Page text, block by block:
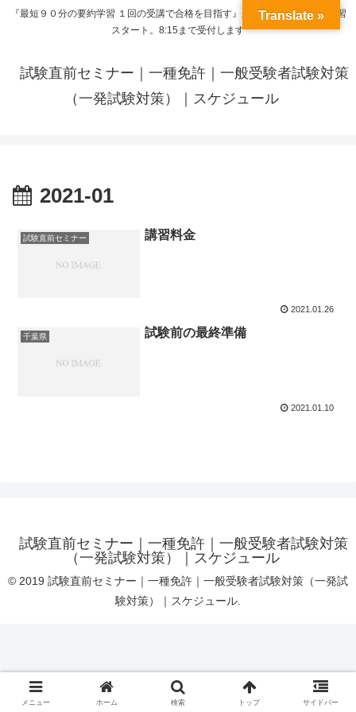
『最短９０分の要約学習 １回の受講で合格を目指す』来呼応した時間から学習
スタート。8:15まで受付します
試験直前セミナー｜一種免許｜一般受験者試験対策
（一発試験対策）｜スケジュール
2021-01
試験直前セミナー 講習料金
2021.01.26
千葉県 試験前の最終準備
2021.01.10
試験直前セミナー｜一種免許｜一般受験者試験対策
（一発試験対策）｜スケジュール
© 2019 試験直前セミナー｜一種免許｜一般受験者試験対策（一発試
験対策）｜スケジュール.
メニュー ホーム 検索 トップ サイドバー
Translate »